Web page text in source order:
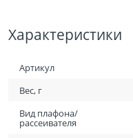
Характеристики
Артикул
Вес, г
Вид плафона/
рассеивателя